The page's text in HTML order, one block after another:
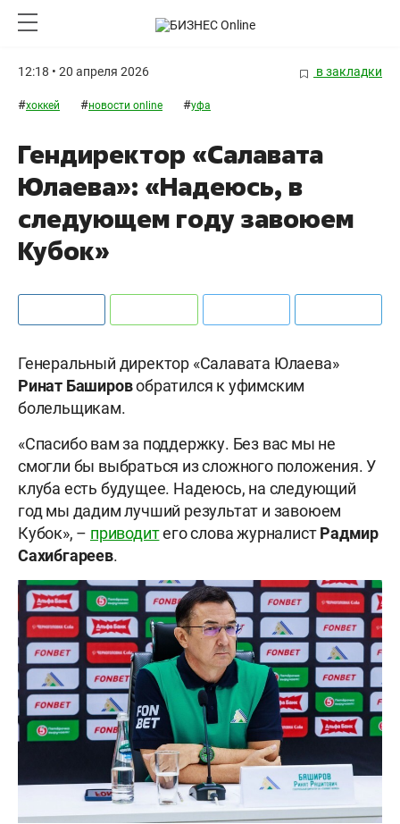
12:18 • 20 апреля 2026 в закладки
#хоккей #новости online #уфа
Гендиректор «Салавата
Юлаева»: «Надеюсь, в
следующем году завоюем
Кубок»
Генеральный директор «Салавата Юлаева»
Ринат Башировобратился к уфимским
болельщикам.
«Спасибо вам за поддержку. Без вас мы не
смогли бы выбраться из сложного положения. У
клуба есть будущее. Надеюсь, на следующий
год мы дадим лучший результат и завоюем
Кубок», – приводитего слова журналистРадмир
Сахибгареев.